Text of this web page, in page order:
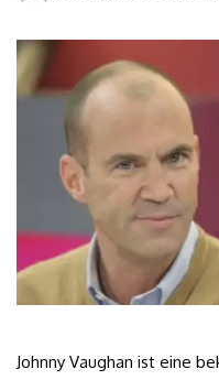
Johnny Vaughan ist eine